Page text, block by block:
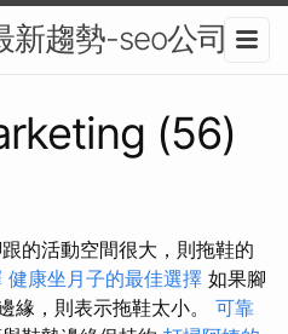
新趨勢-seo公司
(56)
的活動空間很大，則拖鞋的
健康坐月子的最佳選擇 如果腳
緣，則表示拖鞋太小。 可靠